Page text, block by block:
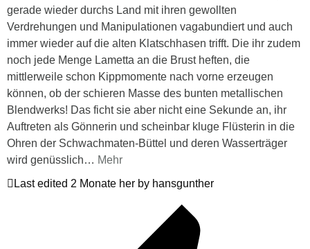
gerade wieder durchs Land mit ihren gewollten
Verdrehungen und Manipulationen vagabundiert und auch
immer wieder auf die alten Klatschhasen trifft. Die ihr zudem
noch jede Menge Lametta an die Brust heften, die
mittlerweile schon Kippmomente nach vorne erzeugen
können, ob der schieren Masse des bunten metallischen
Blendwerks! Das ficht sie aber nicht eine Sekunde an, ihr
Auftreten als Gönnerin und scheinbar kluge Flüsterin in die
Ohren der Schwachmaten-Büttel und deren Wasserträger
wird genüsslich… Mehr
Last edited 2 Monate her by hansgunther